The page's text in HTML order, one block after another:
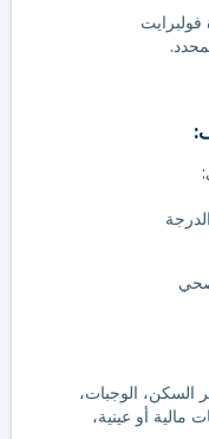
السكن، الوجبات،
أو عينية،